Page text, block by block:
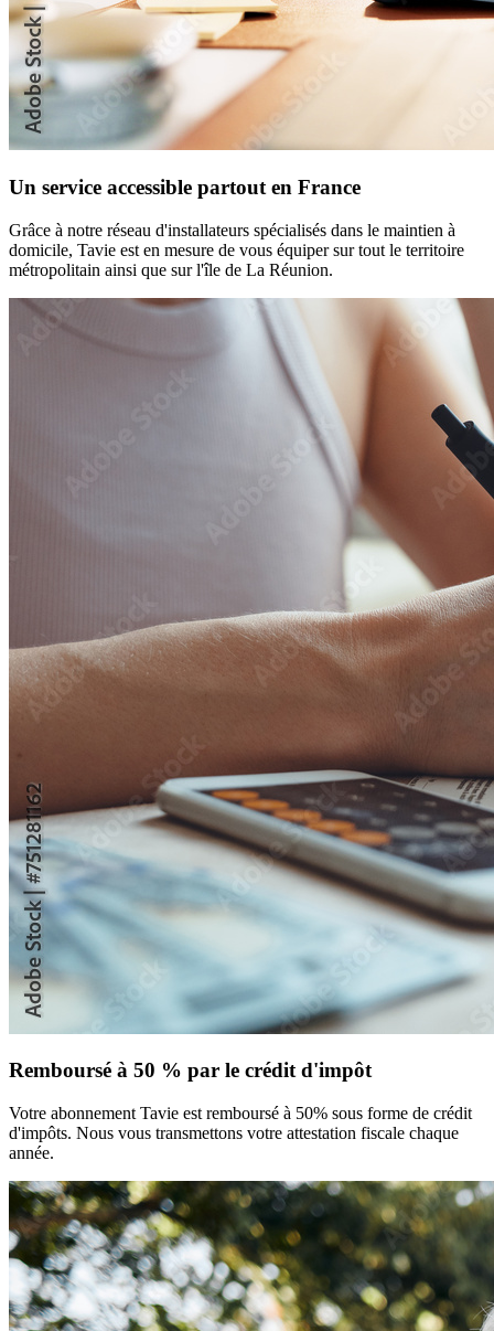
Un service accessible partout en France
Grâce à notre réseau d'installateurs spécialisés dans le maintien à
domicile, Tavie est en mesure de vous équiper sur tout le territoire
métropolitain ainsi que sur l'île de La Réunion.
Remboursé à 50 % par le crédit d'impôt
Votre abonnement Tavie est remboursé à 50% sous forme de crédit
d'impôts. Nous vous transmettons votre attestation fiscale chaque
année.